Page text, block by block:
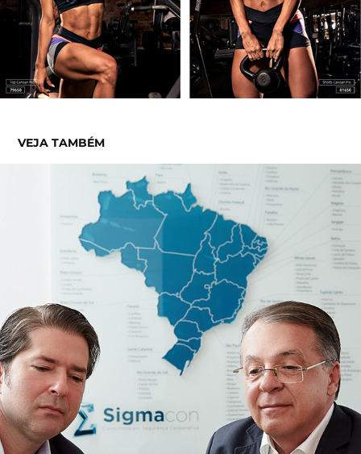
VEJA TAMBÉM
SIGMACON
2019